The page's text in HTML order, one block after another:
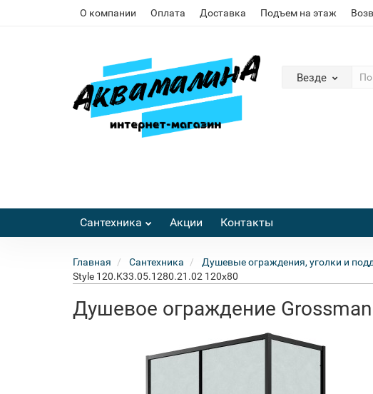
О компании Оплата Доставка Подъем на этаж
Везде
Сантехника Акции Контакты
Главная Сантехника Душевые ограждения, уголки и
Style 120.K33.05.1280.21.02 120x80
Душевое ограждение